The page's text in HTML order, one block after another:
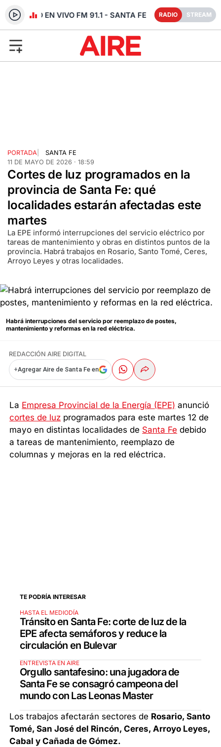
RADIO EN VIVO FM 91.1 - SANTA FE RADIO STREAM
PORTADA
SANTA FE
11 DE MAYO DE 2026 · 18:59
Cortes de luz programados en la
provincia de Santa Fe: qué
localidades estarán afectadas este
martes
La EPE informó interrupciones del servicio eléctrico por
tareas de mantenimiento y obras en distintos puntos de la
provincia. Habrá trabajos en Rosario, Santo Tomé, Ceres,
Arroyo Leyes y otras localidades.
Habrá interrupciones del servicio por reemplazo de postes,
mantenimiento y reformas en la red eléctrica.
REDACCIÓN AIRE DIGITAL
+Agregar Aire de Santa Fe en
La Empresa Provincial de la Energía (EPE) anunció
cortes de luz programados para este martes 12 de
mayo en distintas localidades de Santa Fe debido
a tareas de mantenimiento, reemplazo de
columnas y mejoras en la red eléctrica.
TE PODRÍA INTERESAR
HASTA EL MEDIODÍA
Tránsito en Santa Fe: corte de luz de la
EPE afecta semáforos y reduce la
circulación en Bulevar
ENTREVISTA EN AIRE
Orgullo santafesino: una jugadora de
Santa Fe se consagró campeona del
mundo con Las Leonas Master
Los trabajos afectarán sectores de Rosario, Santo
Tomé, San José del Rincón, Ceres, Arroyo Leyes,
Cabal y Cañada de Gómez.